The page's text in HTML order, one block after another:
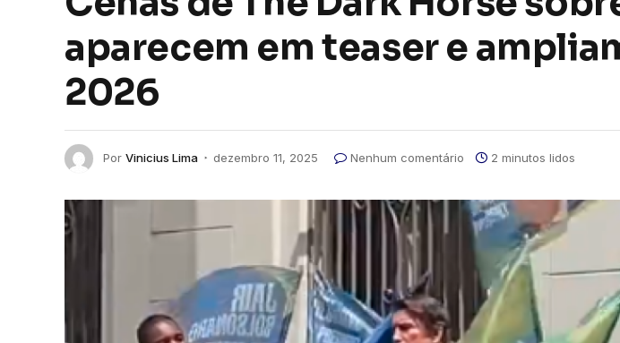
aparecem em teaser e
2026
Por Vinicius Lima dezembro 11, 2025 Nenhum comentário 2 minutos lidos